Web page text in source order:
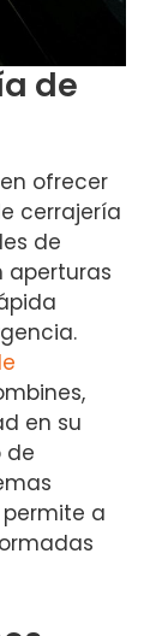
de
ofrecer
cerrajería
de
aperturas
en su
de
a